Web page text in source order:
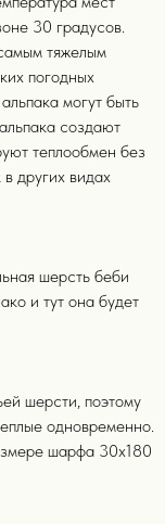
30 градусов.
тяжелым
погодных
могут быть
создают
теплообмен без
других видах
шерсть беби
и тут она будет
шерсти, поэтому
одновременно.
шарфа 30х180